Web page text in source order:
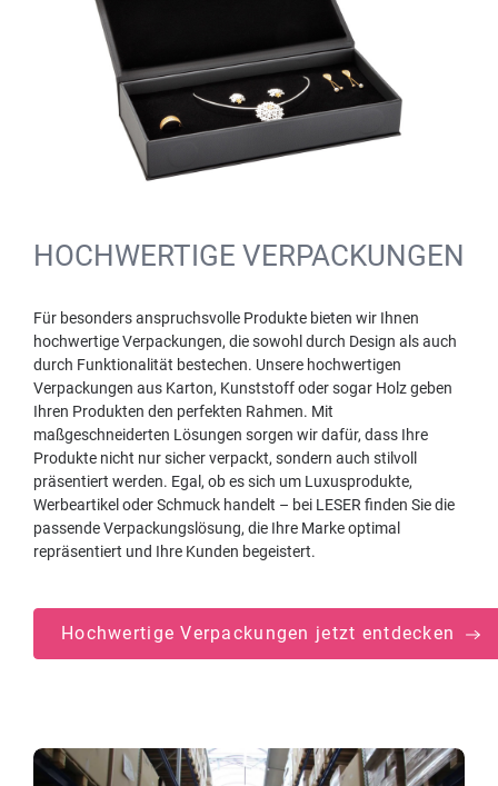
HOCHWERTIGE VERPACKUNGEN
Für besonders anspruchsvolle Produkte bieten wir Ihnen
hochwertige Verpackungen, die sowohl durch Design als auch
durch Funktionalität bestechen. Unsere hochwertigen
Verpackungen aus Karton, Kunststoff oder sogar Holz geben
Ihren Produkten den perfekten Rahmen. Mit
maßgeschneiderten Lösungen sorgen wir dafür, dass Ihre
Produkte nicht nur sicher verpackt, sondern auch stilvoll
präsentiert werden. Egal, ob es sich um Luxusprodukte,
Werbeartikel oder Schmuck handelt – bei LESER finden Sie die
passende Verpackungslösung, die Ihre Marke optimal
repräsentiert und Ihre Kunden begeistert.
Hochwertige Verpackungen jetzt entdecken